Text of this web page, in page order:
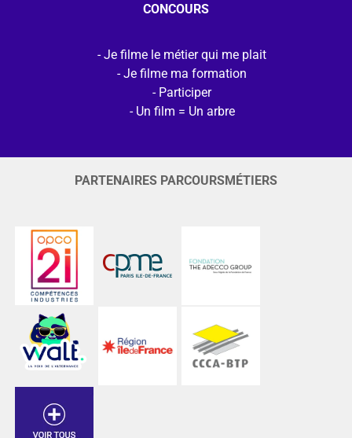
CONCOURS
Je filme le métier qui me plait
Je filme ma formation
Participer
Un film = Un arbre
PARTENAIRES PARCOURSMÉTIERS